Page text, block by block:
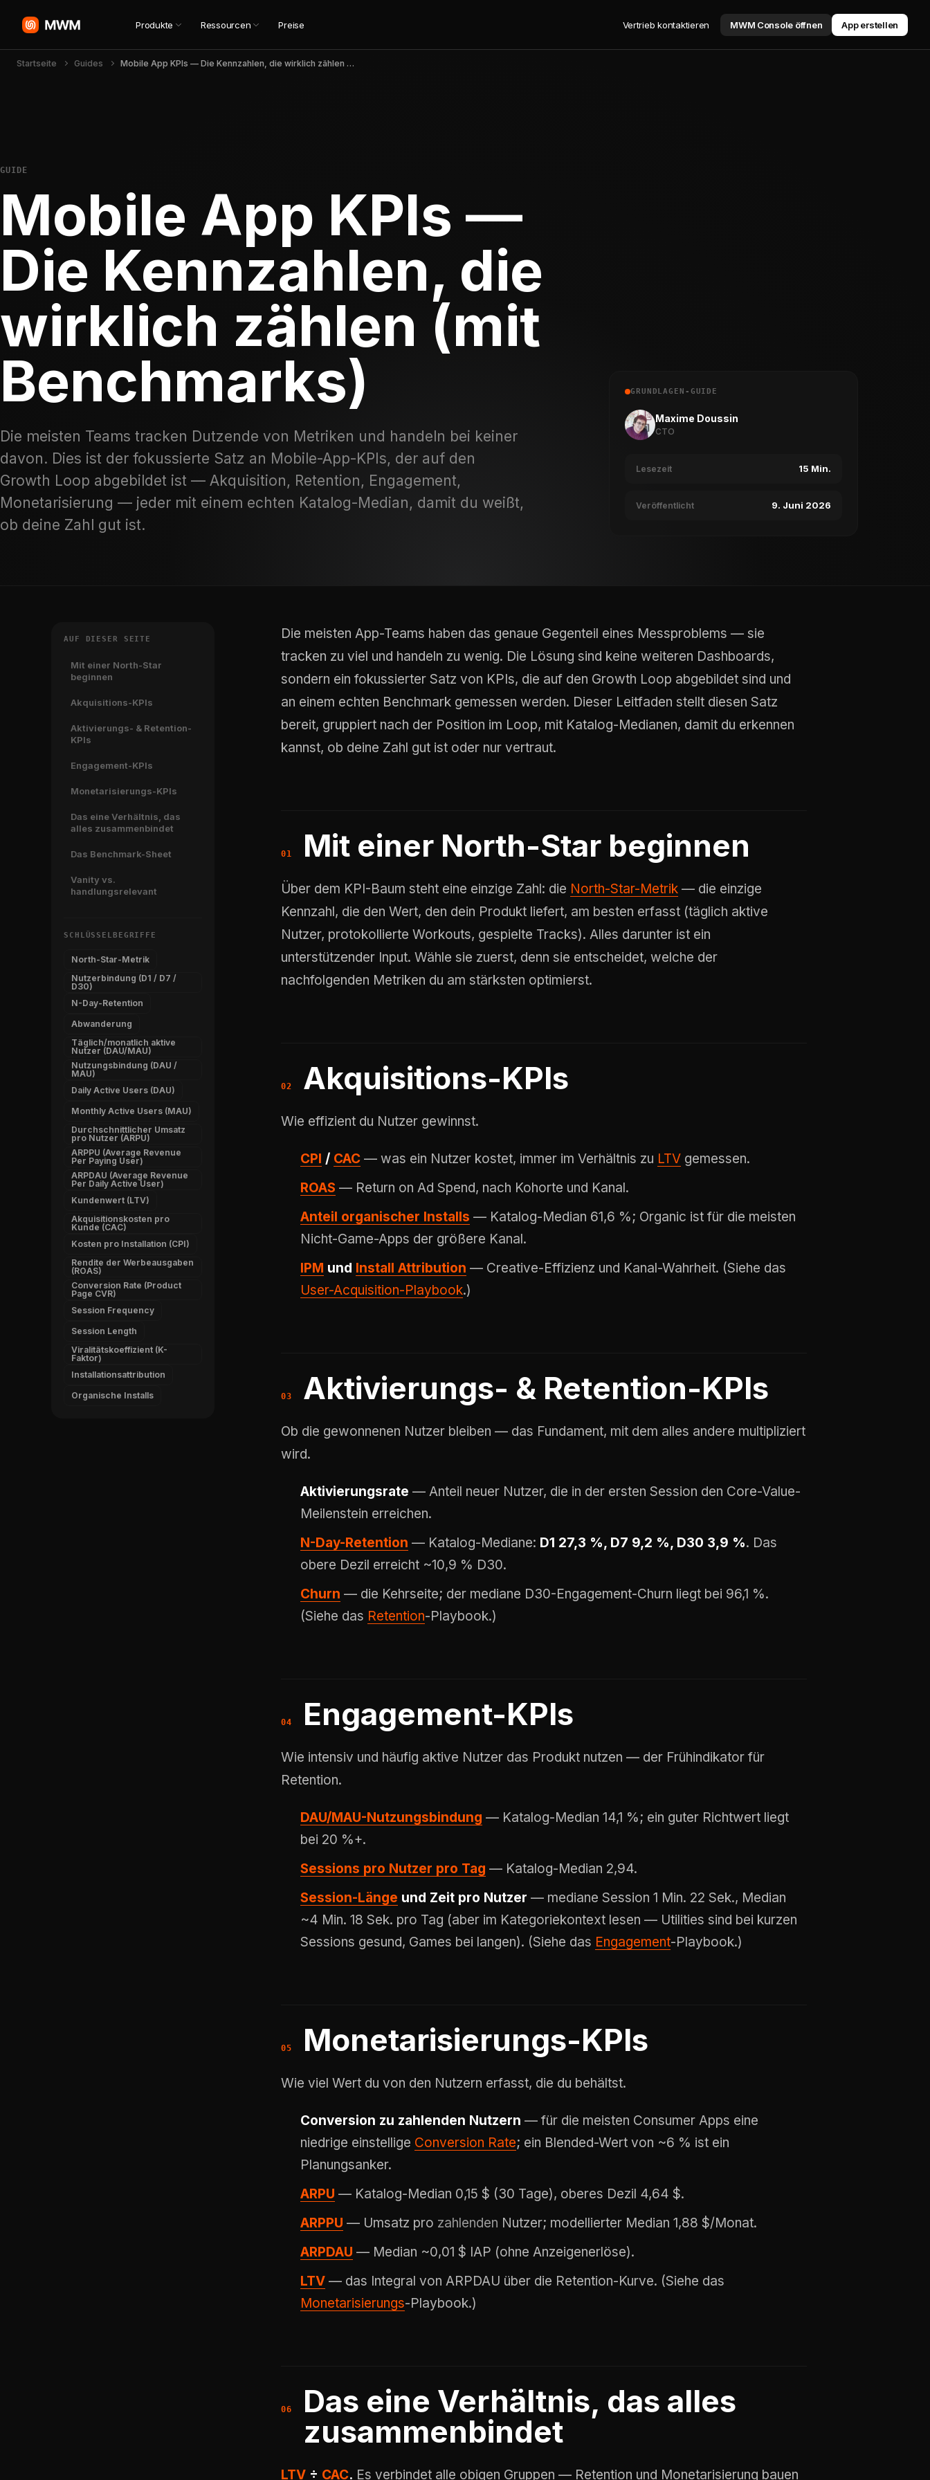
Produkte Ressourcen Preise Vertrieb kontaktieren MWM Console öffnen App erstellen
Startseite Guides Mobile App KPIs — Die Kennzahlen, die wirklich zählen (mit Benchmarks)
GUIDE
Mobile App KPIs —
Die Kennzahlen, die
wirklich zählen (mit
Benchmarks)
Die meisten Teams tracken Dutzende von Metriken und handeln bei keiner
davon. Dies ist der fokussierte Satz an Mobile-App-KPIs, der auf den
Growth Loop abgebildet ist — Akquisition, Retention, Engagement,
Monetarisierung — jeder mit einem echten Katalog-Median, damit du weißt,
ob deine Zahl gut ist.
GRUNDLAGEN-GUIDE
Maxime Doussin
CTO
Lesezeit 15 Min.
Veröffentlicht 9. Juni 2026
AUF DIESER SEITE
Mit einer North-Star
beginnen
Akquisitions-KPIs
Aktivierungs- & Retention-
KPIs
Engagement-KPIs
Monetarisierungs-KPIs
Das eine Verhältnis, das
alles zusammenbindet
Das Benchmark-Sheet
Vanity vs.
handlungsrelevant
SCHLÜSSELBEGRIFFE
North-Star-Metrik
Nutzerbindung (D1 / D7 /
D30)
N-Day-Retention
Abwanderung
Täglich/monatlich aktive
Nutzer (DAU/MAU)
Nutzungsbindung (DAU /
MAU)
Daily Active Users (DAU)
Monthly Active Users (MAU)
Durchschnittlicher Umsatz
pro Nutzer (ARPU)
ARPPU (Average Revenue
Per Paying User)
ARPDAU (Average Revenue
Per Daily Active User)
Kundenwert (LTV)
Akquisitionskosten pro
Kunde (CAC)
Kosten pro Installation (CPI)
Rendite der Werbeausgaben
(ROAS)
Conversion Rate (Product
Page CVR)
Session Frequency
Session Length
Viralitätskoeffizient (K-
Faktor)
Installationsattribution
Organische Installs
Die meisten App-Teams haben das genaue Gegenteil eines Messproblems — sie
tracken zu viel und handeln zu wenig. Die Lösung sind keine weiteren Dashboards,
sondern ein fokussierter Satz von KPIs, die auf den Growth Loop abgebildet sind und
an einem echten Benchmark gemessen werden. Dieser Leitfaden stellt diesen Satz
bereit, gruppiert nach der Position im Loop, mit Katalog-Medianen, damit du erkennen
kannst, ob deine Zahl gut ist oder nur vertraut.
Mit einer North-Star beginnen
Über dem KPI-Baum steht eine einzige Zahl: die North-Star-Metrik — die einzige
Kennzahl, die den Wert, den dein Produkt liefert, am besten erfasst (täglich aktive
Nutzer, protokollierte Workouts, gespielte Tracks). Alles darunter ist ein
unterstützender Input. Wähle sie zuerst, denn sie entscheidet, welche der
nachfolgenden Metriken du am stärksten optimierst.
Akquisitions-KPIs
Wie effizient du Nutzer gewinnst.
CPI / CAC — was ein Nutzer kostet, immer im Verhältnis zu LTV gemessen.
ROAS — Return on Ad Spend, nach Kohorte und Kanal.
Anteil organischer Installs — Katalog-Median 61,6 %; Organic ist für die meisten
Nicht-Game-Apps der größere Kanal.
IPM und Install Attribution — Creative-Effizienz und Kanal-Wahrheit. (Siehe das
User-Acquisition-Playbook.)
Aktivierungs- & Retention-KPIs
Ob die gewonnenen Nutzer bleiben — das Fundament, mit dem alles andere multipliziert
wird.
Aktivierungsrate — Anteil neuer Nutzer, die in der ersten Session den Core-Value-
Meilenstein erreichen.
N-Day-Retention — Katalog-Mediane: D1 27,3 %, D7 9,2 %, D30 3,9 %. Das
obere Dezil erreicht ~10,9 % D30.
Churn — die Kehrseite; der mediane D30-Engagement-Churn liegt bei 96,1 %.
(Siehe das Retention-Playbook.)
Engagement-KPIs
Wie intensiv und häufig aktive Nutzer das Produkt nutzen — der Frühindikator für
Retention.
DAU/MAU-Nutzungsbindung — Katalog-Median 14,1 %; ein guter Richtwert liegt
bei 20 %+.
Sessions pro Nutzer pro Tag — Katalog-Median 2,94.
Session-Länge und Zeit pro Nutzer — mediane Session 1 Min. 22 Sek., Median
~4 Min. 18 Sek. pro Tag (aber im Kategoriekontext lesen — Utilities sind bei kurzen
Sessions gesund, Games bei langen). (Siehe das Engagement-Playbook.)
Monetarisierungs-KPIs
Wie viel Wert du von den Nutzern erfasst, die du behältst.
Conversion zu zahlenden Nutzern — für die meisten Consumer Apps eine
niedrige einstellige Conversion Rate; ein Blended-Wert von ~6 % ist ein
Planungsanker.
ARPU — Katalog-Median 0,15 $ (30 Tage), oberes Dezil 4,64 $.
ARPPU — Umsatz pro zahlenden Nutzer; modellierter Median 1,88 $/Monat.
ARPDAU — Median ~0,01 $ IAP (ohne Anzeigenerlöse).
LTV — das Integral von ARPDAU über die Retention-Kurve. (Siehe das
Monetarisierungs-Playbook.)
Das eine Verhältnis, das alles
zusammenbindet
LTV ÷ CAC. Es verbindet alle obigen Gruppen — Retention und Monetarisierung bauen